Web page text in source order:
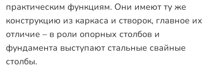
практическим функциям. Они имеют ту же
конструкцию из каркаса и створок, главное их
отличие – в роли опорных столбов и
фундамента выступают стальные свайные
столбы.